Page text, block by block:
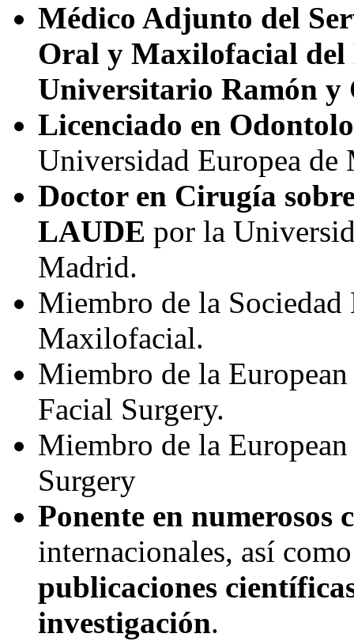
Médico Adjunto del
Oral y Maxilofacial del
Universitario Ramón
Licenciado en
Universidad Europea de
Doctor en Cirugía
LAUDE por la
Madrid.
Miembro de la
Maxilofacial.
Miembro de la
Facial Surgery.
Miembro de la
Surgery
Ponente en numerosos
internacionales, así
publicaciones
investigación.